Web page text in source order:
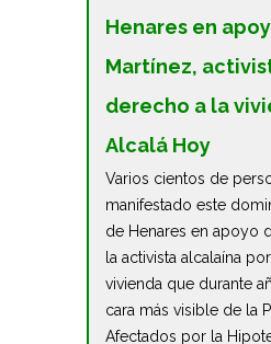
Henares en
Martínez,
derecho a la
Alcalá Hoy
Varios cientos de
manifestado este
de Henares en apoyo
la activista alcalaína
vivienda que durante
cara más visible de la
Afectados por la